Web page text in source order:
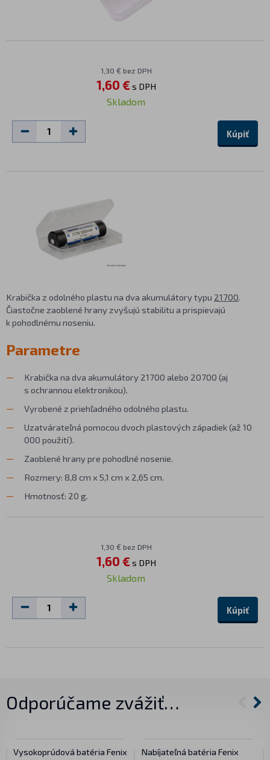
1,30 € bez DPH
1,60 €s DPH
Skladom
Kúpiť
Krabička z odolného plastu na dva akumulátory typu 21700.
Čiastočne zaoblené hrany zvyšujú stabilitu a prispievajú
k pohodlnému noseniu.
Parametre
Krabička na dva akumulátory 21700 alebo 20700 (aj
s ochrannou elektronikou).
Vyrobené z priehľadného odolného plastu.
Uzatvárateľná pomocou dvoch plastových západiek (až 10
000 použití).
Zaoblené hrany pre pohodlné nosenie.
Rozmery: 8,8 cm x 5,1 cm x 2,65 cm.
Hmotnosť: 20 g.
1,30 € bez DPH
1,60 €s DPH
Skladom
Kúpiť
Odporúčame zvážiť…
Vysokoprúdová batéria Fenix
Nabíjateľná batéria Fenix